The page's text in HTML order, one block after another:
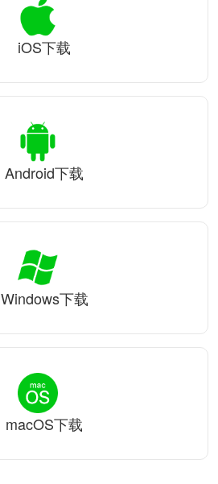
iOS下载
Android下载
Windows下载
macOS下载